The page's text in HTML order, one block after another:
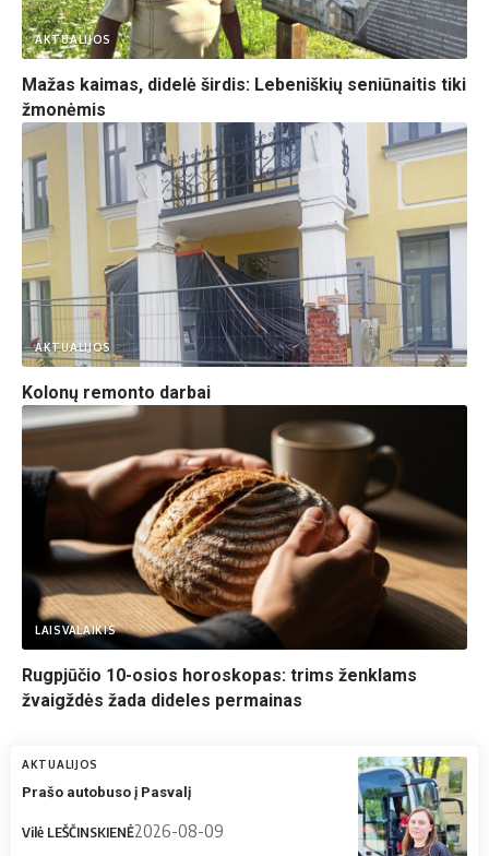
AKTUALIJOS
Mažas kaimas, didelė širdis: Lebeniškių seniūnaitis tiki
žmonėmis
AKTUALIJOS
Kolonų remonto darbai
LAISVALAIKIS
Rugpjūčio 10-osios horoskopas: trims ženklams
žvaigždės žada dideles permainas
BŽ nuotr.
AKTUALIJOS
Prašo autobuso į Pasvalį
Vilė LEŠČINSKIENĖ2026-08-09